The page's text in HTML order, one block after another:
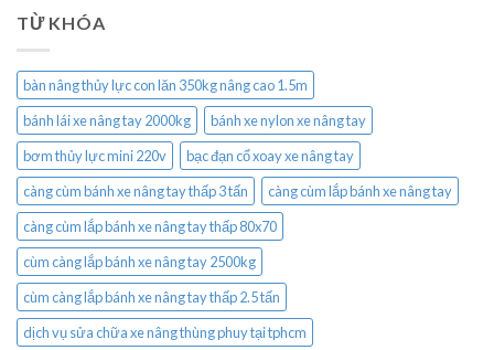
TỪ KHÓA
bàn nâng thủy lực con lăn 350kg nâng cao 1.5m
bánh lái xe nâng tay 2000kg
bánh xe nylon xe nâng tay
bơm thủy lực mini 220v
bạc đạn cổ xoay xe nâng tay
càng cùm bánh xe nâng tay thấp 3 tấn
càng cùm lắp bánh xe nâng tay
càng cùm lắp bánh xe nâng tay thấp 80x70
cùm càng lắp bánh xe nâng tay 2500kg
cùm càng lắp bánh xe nâng tay thấp 2.5 tấn
dịch vụ sửa chữa xe nâng thùng phuy tại tphcm